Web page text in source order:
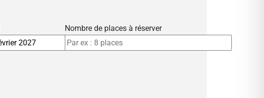
Nombre de places à réserver